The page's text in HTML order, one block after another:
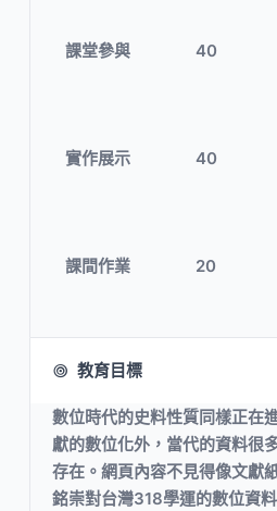
課堂參與 40
實作展示 40
課間作業 20
教育目標
數位時代的史料性質同樣正在
獻的數位化外，當代的資料很
存在。網頁內容不見得像文獻
銘崇對台灣318學運的數位資